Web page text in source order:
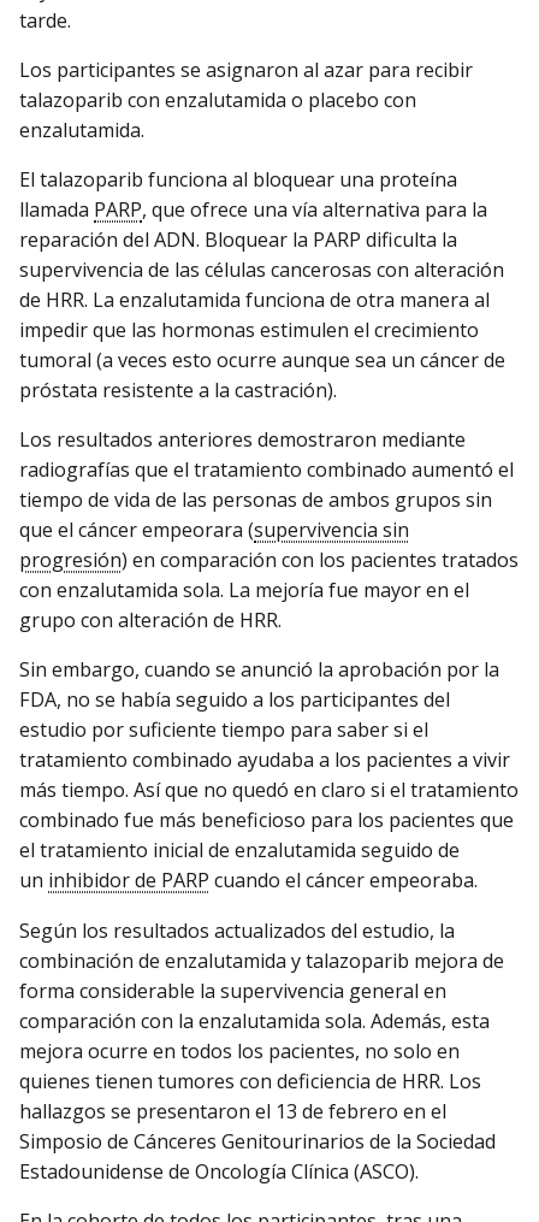
tarde.
Los participantes se asignaron al azar para recibir
talazoparib con enzalutamida o placebo con
enzalutamida.
El talazoparib funciona al bloquear una proteína
llamada PARP, que ofrece una vía alternativa para la
reparación del ADN. Bloquear la PARP dificulta la
supervivencia de las células cancerosas con alteración
de HRR. La enzalutamida funciona de otra manera al
impedir que las hormonas estimulen el crecimiento
tumoral (a veces esto ocurre aunque sea un cáncer de
próstata resistente a la castración).
Los resultados anteriores demostraron mediante
radiografías que el tratamiento combinado aumentó el
tiempo de vida de las personas de ambos grupos sin
que el cáncer empeorara (supervivencia sin
progresión) en comparación con los pacientes tratados
con enzalutamida sola. La mejoría fue mayor en el
grupo con alteración de HRR.
Sin embargo, cuando se anunció la aprobación por la
FDA, no se había seguido a los participantes del
estudio por suficiente tiempo para saber si el
tratamiento combinado ayudaba a los pacientes a vivir
más tiempo. Así que no quedó en claro si el tratamiento
combinado fue más beneficioso para los pacientes que
el tratamiento inicial de enzalutamida seguido de
un inhibidor de PARP cuando el cáncer empeoraba.
Según los resultados actualizados del estudio, la
combinación de enzalutamida y talazoparib mejora de
forma considerable la supervivencia general en
comparación con la enzalutamida sola. Además, esta
mejora ocurre en todos los pacientes, no solo en
quienes tienen tumores con deficiencia de HRR. Los
hallazgos se presentaron el 13 de febrero en el
Simposio de Cánceres Genitourinarios de la Sociedad
Estadounidense de Oncología Clínica (ASCO).